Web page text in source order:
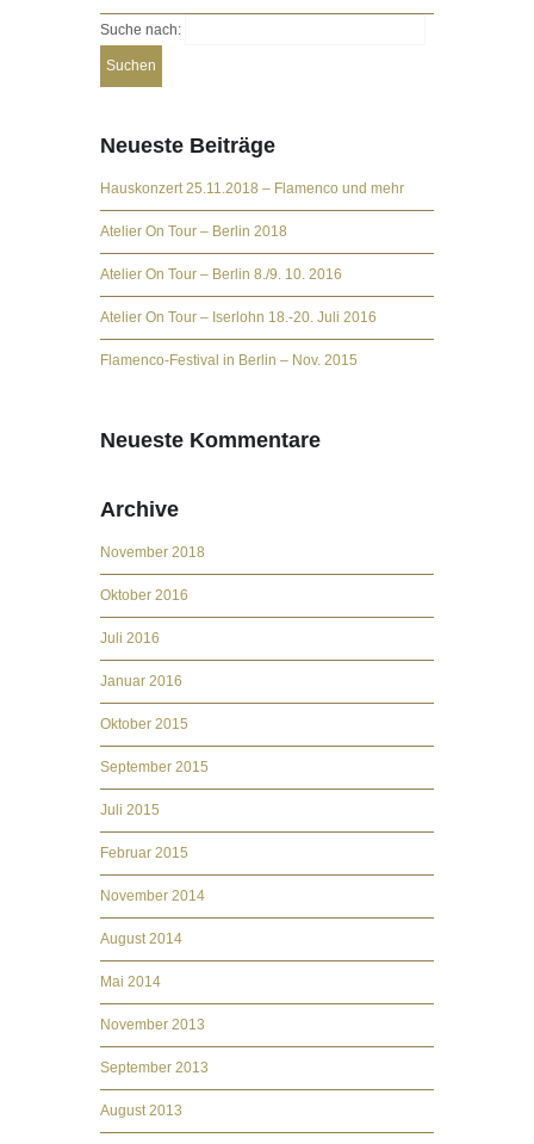
Suche nach:
Neueste Beiträge
Hauskonzert 25.11.2018 – Flamenco und mehr
Atelier On Tour – Berlin 2018
Atelier On Tour – Berlin 8./9. 10. 2016
Atelier On Tour – Iserlohn 18.-20. Juli 2016
Flamenco-Festival in Berlin – Nov. 2015
Neueste Kommentare
Archive
November 2018
Oktober 2016
Juli 2016
Januar 2016
Oktober 2015
September 2015
Juli 2015
Februar 2015
November 2014
August 2014
Mai 2014
November 2013
September 2013
August 2013